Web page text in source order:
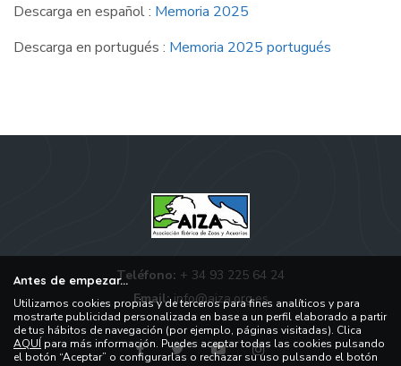
Descarga en español : Memoria 2025
Descarga en portugués : Memoria 2025 portugués
Teléfono: + 34 93 225 64 24
Email: info@aiza.org.es
Antes de empezar...
Utilizamos cookies propias y de terceros para fines analíticos y para
mostrarte publicidad personalizada en base a un perfil elaborado a partir
de tus hábitos de navegación (por ejemplo, páginas visitadas). Clica
AQUÍ para más información. Puedes aceptar todas las cookies pulsando
el botón “Aceptar” o configurarlas o rechazar su uso pulsando el botón